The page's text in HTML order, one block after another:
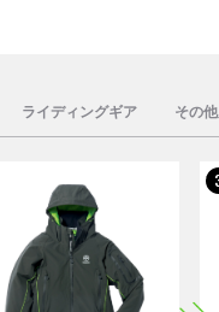
ライディングギア その